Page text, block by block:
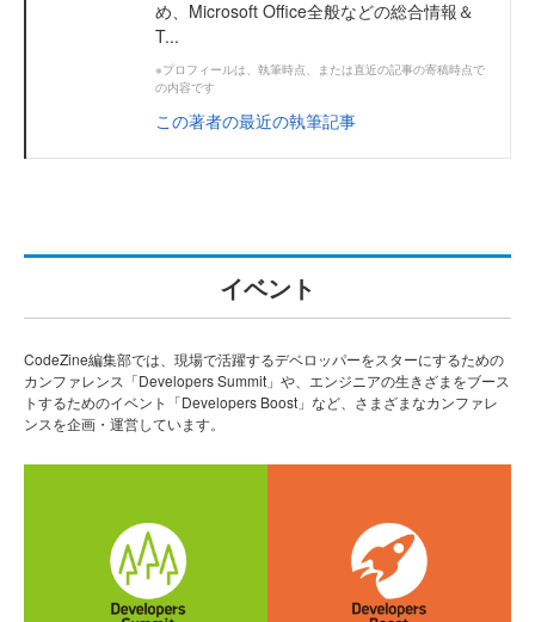
め、Microsoft Office全般などの総合情報＆
T...
※プロフィールは、執筆時点、または直近の記事の寄稿時点で
の内容です
この著者の最近の執筆記事
イベント
CodeZine編集部では、現場で活躍するデベロッパーをスターにするための
カンファレンス「Developers Summit」や、エンジニアの生きざまをブース
トするためのイベント「Developers Boost」など、さまざまなカンファレ
ンスを企画・運営しています。